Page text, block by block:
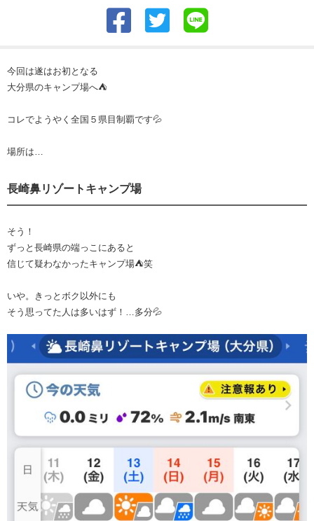
今回は遂はお初となる
大分県のキャンプ場へ⛺️
コレでようやく全国５県目制覇です💦
場所は…
長崎鼻リゾートキャンプ場
そう！
ずっと長崎県の端っこにあると
信じて疑わなかったキャンプ場⛺️笑
いや。きっとボク以外にも
そう思ってた人は多いはず！…多分💦